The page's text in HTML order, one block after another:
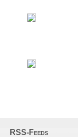
RSS-Feeds